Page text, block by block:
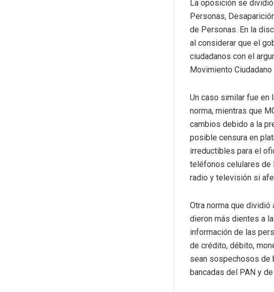
La oposición se
Personas,
de Personas. En la
al considerar que el
ciudadanos con el
Movimiento
Un caso similar fue en
norma, mientras que
cambios debido a la
posible censura en
irreductibles para el
teléfonos celulares de
radio y televisión si
Otra norma que
dieron más dientes a
información de las
de crédito, débito,
sean sospechosos de
bancadas del PAN y